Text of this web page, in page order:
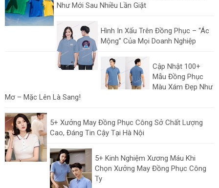
Như Mới Sau Nhiều Lần Giặt
Hình In Xấu Trên Đồng Phục – “Ác
Mộng” Của Mọi Doanh Nghiệp
Cập Nhật 100+
Mẫu Đồng Phục
Màu Xám Đẹp Như
Mơ – Mặc Lên Là Sang!
5+ Xưởng May Đồng Phục Công Sở Chất Lượng
Cao, Đáng Tin Cậy Tại Hà Nội
5+ Kinh Nghiệm Xương Máu Khi
Chọn Xưởng May Đồng Phục Công
Ty